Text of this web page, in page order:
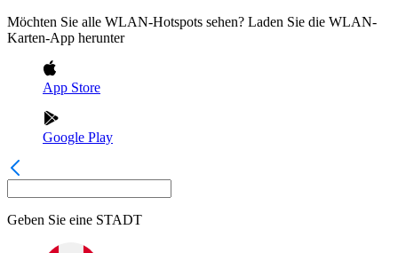
Möchten Sie alle WLAN-Hotspots sehen? Laden Sie die WLAN-
Karten-App herunter
App Store
Google Play
Geben Sie eine STADT